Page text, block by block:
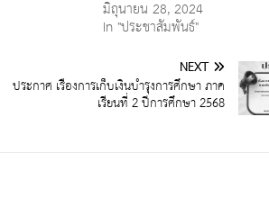
มิถุนายน 28, 2024
In "ประชาสัมพันธ์"
NEXT
ประกาศ เรื่องการเก็บเงินบำรุงการศึกษา ภาค
เรียนที่ 2 ปีการศึกษา 2568